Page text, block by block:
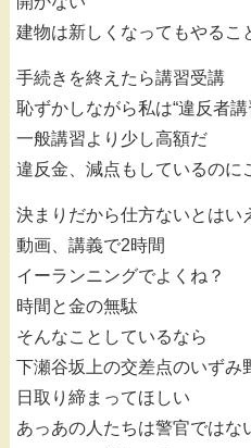
建物は新しくなってもやるこ
手続きを終えたら講習受講
恥ずかしながら私は“違反者講
一般講習より少し高額だ
違反金、減点もしているのに
決まりだから仕方ないとはい
動画、講義で2時間
イーランニングでよくね？
時間と金の無駄
そんなことしているなら
下瀬谷坂上の交差点のいずみ
日取り締まってほしい
あっあの人たちは警官ではな